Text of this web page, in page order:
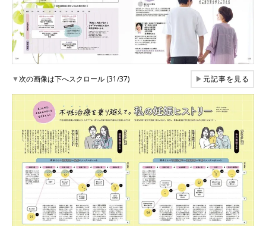
▼次の画像は下へスクロール (31/37) ▶元記事を見る